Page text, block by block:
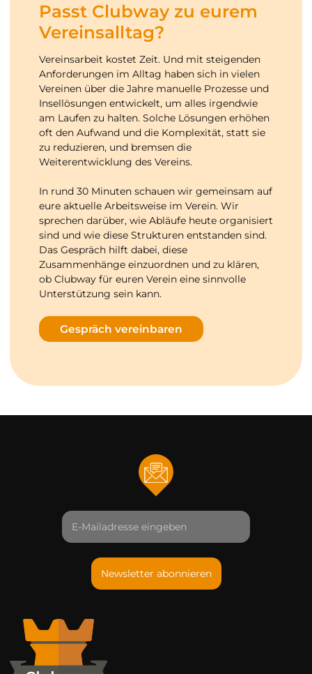
Passt Clubway zu eurem
Vereinsalltag?
Vereinsarbeit kostet Zeit. Und mit steigenden
Anforderungen im Alltag haben sich in vielen
Vereinen über die Jahre manuelle Prozesse und
Insellösungen entwickelt, um alles irgendwie
am Laufen zu halten. Solche Lösungen erhöhen
oft den Aufwand und die Komplexität, statt sie
zu reduzieren, und bremsen die
Weiterentwicklung des Vereins.
In rund 30 Minuten schauen wir gemeinsam auf
eure aktuelle Arbeitsweise im Verein. Wir
sprechen darüber, wie Abläufe heute organisiert
sind und wie diese Strukturen entstanden sind.
Das Gespräch hilft dabei, diese
Zusammenhänge einzuordnen und zu klären,
ob Clubway für euren Verein eine sinnvolle
Unterstützung sein kann.
Gespräch vereinbaren
Newsletter abonnieren